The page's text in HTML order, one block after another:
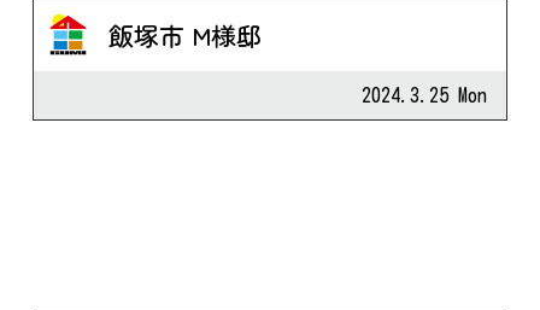
お問合せは
飯塚市 M様邸
2024.3.25 Mon